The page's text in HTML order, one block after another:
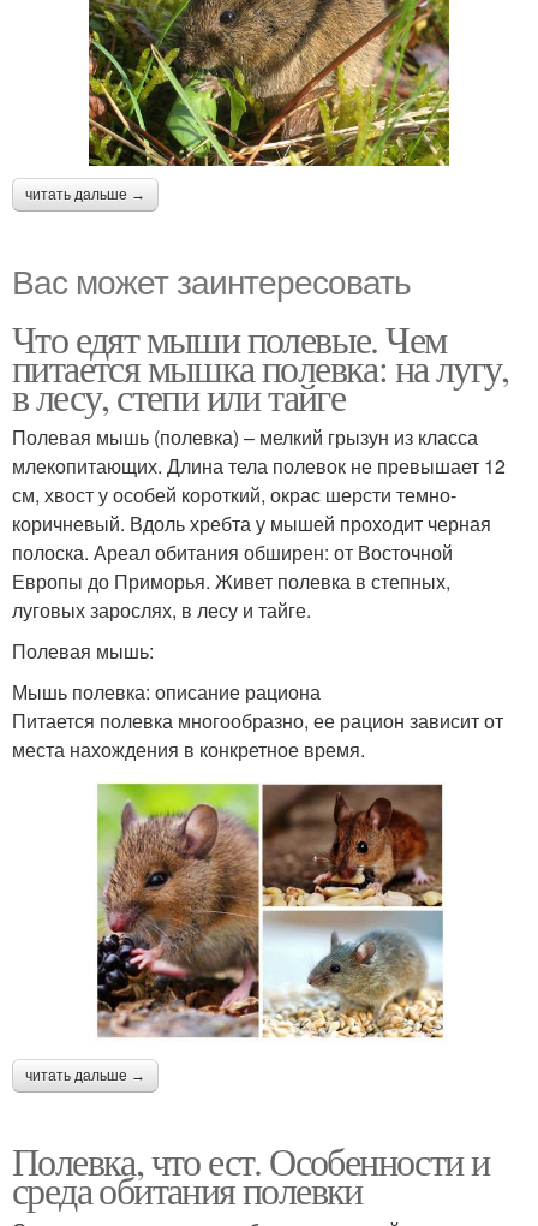
читать дальше →
Вас может заинтересовать
Что едят мыши полевые. Чем
питается мышка полевка: на лугу,
в лесу, степи или тайге
Полевая мышь (полевка) – мелкий грызун из класса
млекопитающих. Длина тела полевок не превышает 12
см, хвост у особей короткий, окрас шерсти темно-
коричневый. Вдоль хребта у мышей проходит черная
полоска. Ареал обитания обширен: от Восточной
Европы до Приморья. Живет полевка в степных,
луговых зарослях, в лесу и тайге.
Полевая мышь:
Мышь полевка: описание рациона
Питается полевка многообразно, ее рацион зависит от
места нахождения в конкретное время.
читать дальше →
Полевка, что ест. Особенности и
среда обитания полевки